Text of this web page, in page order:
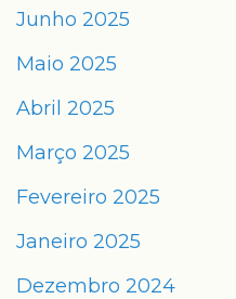
Junho 2025
Maio 2025
Abril 2025
Março 2025
Fevereiro 2025
Janeiro 2025
Dezembro 2024